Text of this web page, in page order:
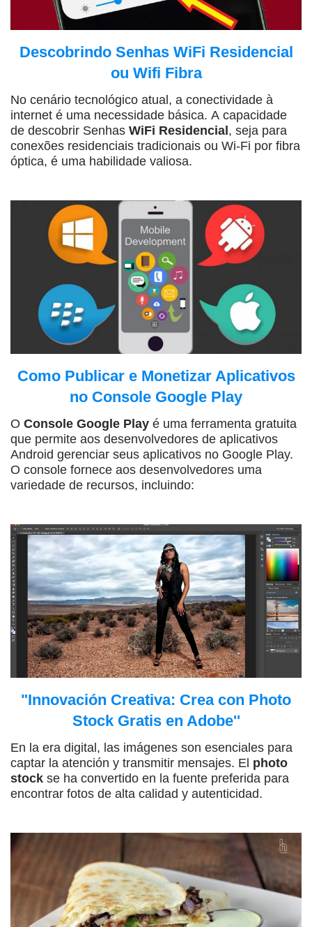
Descobrindo Senhas WiFi Residencial
ou Wifi Fibra
No cenário tecnológico atual, a conectividade à
internet é uma necessidade básica. A capacidade
de descobrir Senhas WiFi Residencial , seja para
conexões residenciais tradicionais ou Wi-Fi por fibra
óptica, é uma habilidade valiosa.
Como Publicar e Monetizar Aplicativos
no Console Google Play
O Console Google Play é uma ferramenta gratuita
que permite aos desenvolvedores de aplicativos
Android gerenciar seus aplicativos no Google Play.
O console fornece aos desenvolvedores uma
variedade de recursos, incluindo:
"Innovación Creativa: Crea con Photo
Stock Gratis en Adobe''
En la era digital, las imágenes son esenciales para
captar la atención y transmitir mensajes. El photo
stock se ha convertido en la fuente preferida para
encontrar fotos de alta calidad y autenticidad.